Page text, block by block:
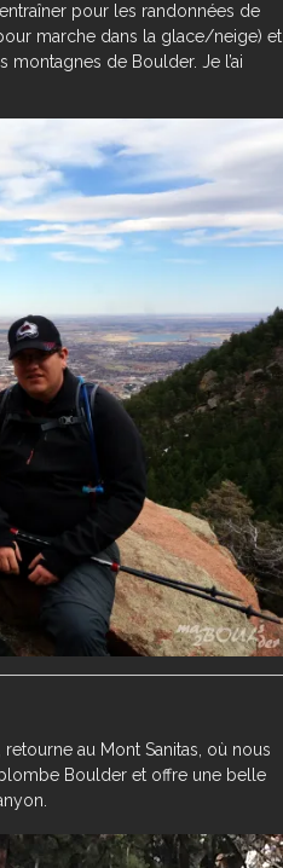
pour les randonnées de
marche dans la glace/neige) et
montagnes de Boulder. Je l’ai
au Mont Sanitas, où nous
Boulder et offre une belle